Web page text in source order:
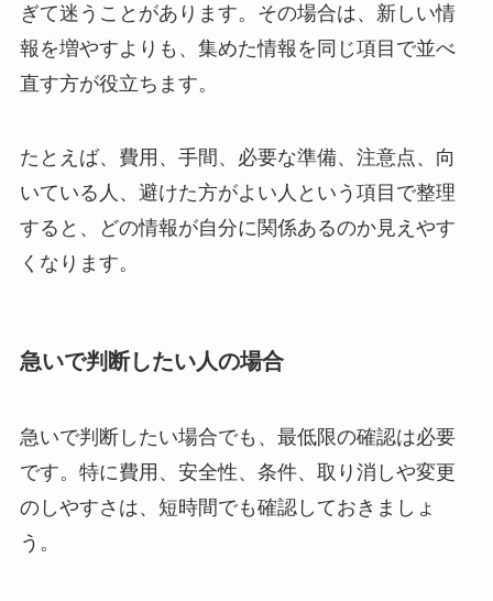
ぎて迷うことがあります。その場合は、新しい情
報を増やすよりも、集めた情報を同じ項目で並べ
直す方が役立ちます。
たとえば、費用、手間、必要な準備、注意点、向
いている人、避けた方がよい人という項目で整理
すると、どの情報が自分に関係あるのか見えやす
くなります。
急いで判断したい人の場合
急いで判断したい場合でも、最低限の確認は必要
です。特に費用、安全性、条件、取り消しや変更
のしやすさは、短時間でも確認しておきましょ
う。